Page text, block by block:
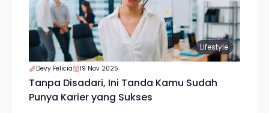
Lifestyle
Devy Felicia 19 Nov 2025
Tanpa Disadari, Ini Tanda Kamu Sudah
Punya Karier yang Sukses